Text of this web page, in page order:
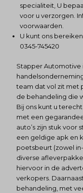
specialiteit, U
voor u verzorgen.
voorwaarden.
U kunt ons
0345-745420
Stapper Automotive
team dat vol zit met
de behandeling die
Bij ons kunt u
met een
auto’s zijn stuk voor
een geldige apk en
poetsbeurt (zowel
diverse
hiervoor in de
verkopers.
behandeling, met